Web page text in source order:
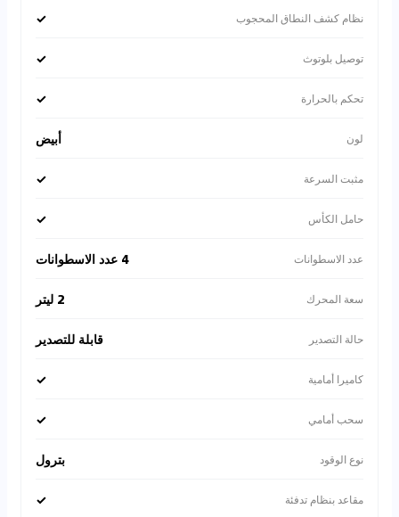
نظام كشف النطاق المحجوب ✓
توصيل بلوتوث ✓
تحكم بالحرارة ✓
لون أبيض
مثبت السرعة ✓
حامل الكأس ✓
عدد الاسطوانات 4 عدد الاسطوانات
سعة المحرك 2 ليتر
حالة التصدير قابلة للتصدير
كاميرا أمامية ✓
سحب أمامي ✓
نوع الوقود بترول
مقاعد بنظام تدفئة ✓